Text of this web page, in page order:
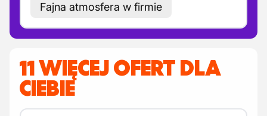
Fajna atmosfera w firmie
11 WIĘCEJ OFERT DLA
CIEBIE